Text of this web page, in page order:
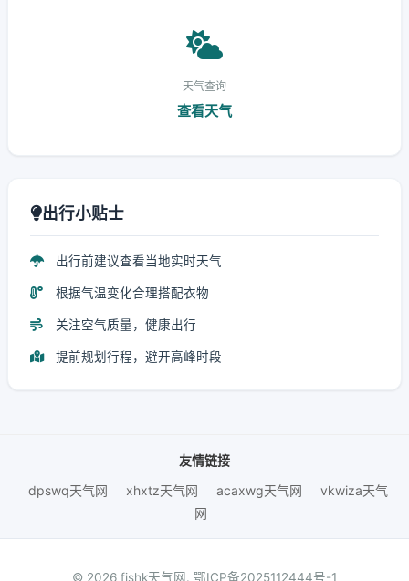
天气查询
查看天气
出行小贴士
出行前建议查看当地实时天气
根据气温变化合理搭配衣物
关注空气质量，健康出行
提前规划行程，避开高峰时段
友情链接
dpswq天气网
xhxtz天气网 acaxwg天气网
vkwiza天气
网
© 2026 fjshk天气网. 鄂ICP备2025112444号-1